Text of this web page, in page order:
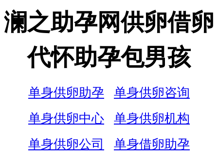
澜之助孕网供卵借卵
代怀助孕包男孩
单身供卵助孕
单身供卵咨询
单身供卵中心
单身供卵机构
单身供卵公司
单身借卵助孕